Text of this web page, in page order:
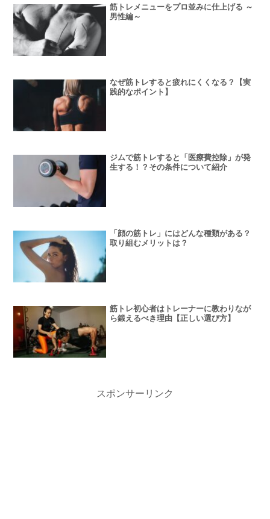
筋トレメニューをプロ並みに仕上げる ～
男性編～
なぜ筋トレすると疲れにくくなる？【実
践的なポイント】
ジムで筋トレすると「医療費控除」が発
生する！？その条件について紹介
「顔の筋トレ」にはどんな種類がある？
取り組むメリットは？
筋トレ初心者はトレーナーに教わりなが
ら鍛えるべき理由【正しい選び方】
スポンサーリンク